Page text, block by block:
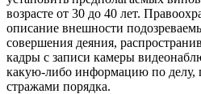
возрасте от 30 до 40 лет.
описание внешности
совершения деяния,
кадры с записи камеры
какую-либо информацию по делу,
стражами порядка.